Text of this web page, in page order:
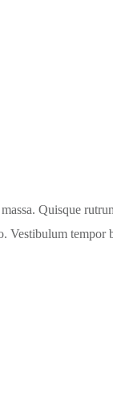
Quisque
Vestibulum